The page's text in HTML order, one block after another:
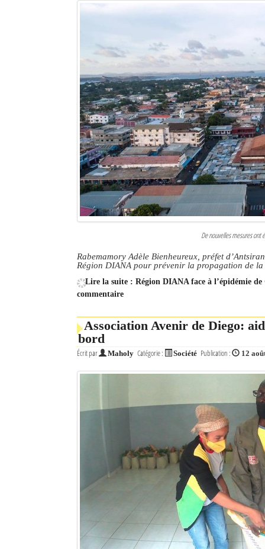
De nouvelles mesures ont
Rabemamory Adèle Bienheureux, préfet
Région DIANA pour prévenir la propagation de
Lire la suite : Région DIANA face à l’épidémie
commentaire
Association Avenir de Diego:
bord
Écrit par Maholy Catégorie : Société Publication : 12